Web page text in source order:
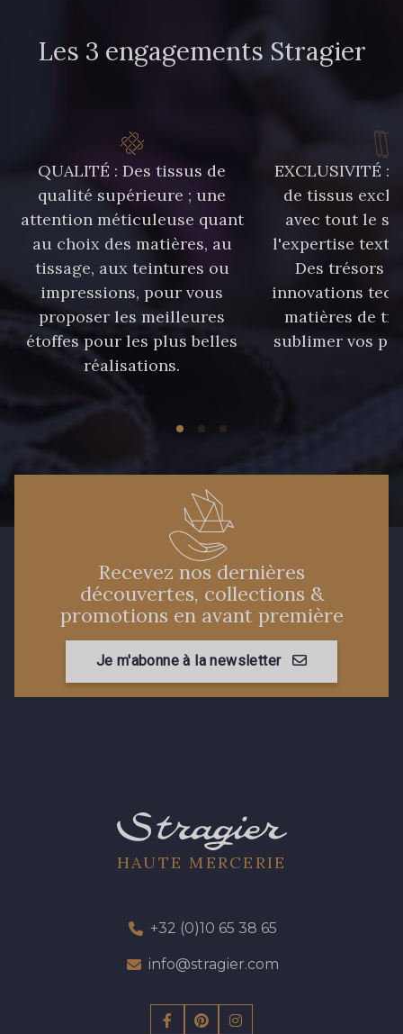
Les 3 engagements Stragier
QUALITÉ : Des tissus de
qualité supérieure ; une
attention méticuleuse quant
au choix des matières, au
tissage, aux teintures ou
impressions, pour vous
proposer les meilleures
étoffes pour les plus belles
réalisations.
EXCLUSIVITÉ :
de tissus
avec tout le
l'expertise
Des trésors
innovations
matières de
sublimer vos
Recevez nos dernières
découvertes, collections &
promotions en avant première
Je m'abonne à la newsletter
HAUTE MERCERIE
+32 (0)10 65 38 65
info@stragier.com